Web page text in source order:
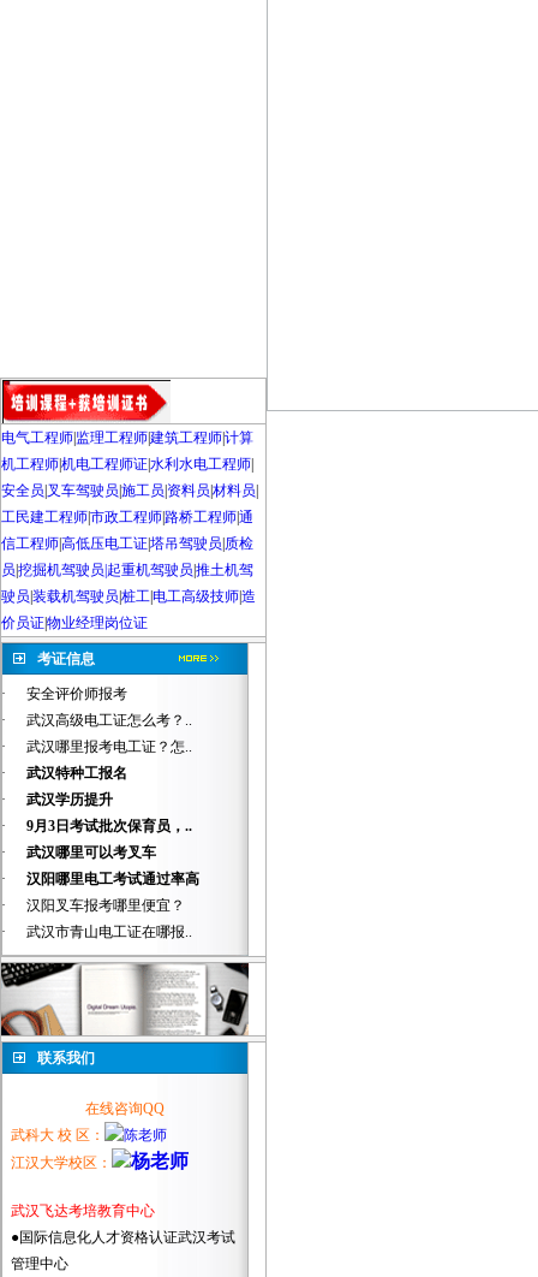
电气工程师 监理工程师建筑工程师计算
机工程师机电工程师证水利水电工程师
安全员 叉车驾驶员 施工员 资料员 材料员
工民建工程师市政工程师路桥工程师通
信工程师高低压电工证塔吊驾驶员 质检
员 挖掘机驾驶员|起重机驾驶员 推土机驾
驶员 装载机驾驶员 桩工电工高级技师造
价员证物业经理岗位证
考证信息
·
安全评价师报考
·
武汉高级电工证怎么考？..
·
武汉哪里报考电工证？怎..
·
武汉特种工报名
·
武汉学历提升
·
9月3日考试批次保育员，..
·
武汉哪里可以考叉车
·
汉阳哪里电工考试通过率高
·
汉阳叉车报考哪里便宜？
·
武汉市青山电工证在哪报..
联系我们
在线咨询QQ
武科大 校 区：
江汉大学校区：
武汉飞达考培教育中心
●国际信息化人才资格认证武汉考试
管理中心